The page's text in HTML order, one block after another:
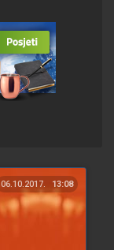
06.10.2017. 13:08